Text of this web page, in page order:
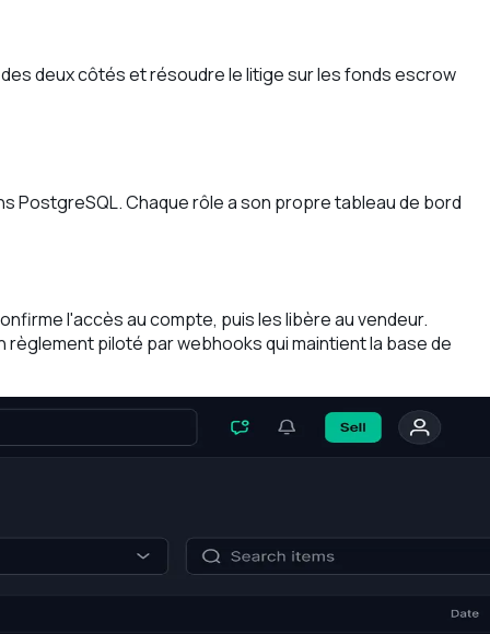
deux côtés et résoudre le litige sur les fonds escrow
Chaque rôle a son propre tableau de bord
l'accès au compte, puis les libère au vendeur.
règlement piloté par webhooks qui maintient la base de